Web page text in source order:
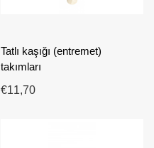
Tatlı kaşığı (entremet)
takımları
€11,70